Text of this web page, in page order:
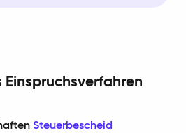
Steuerbescheid